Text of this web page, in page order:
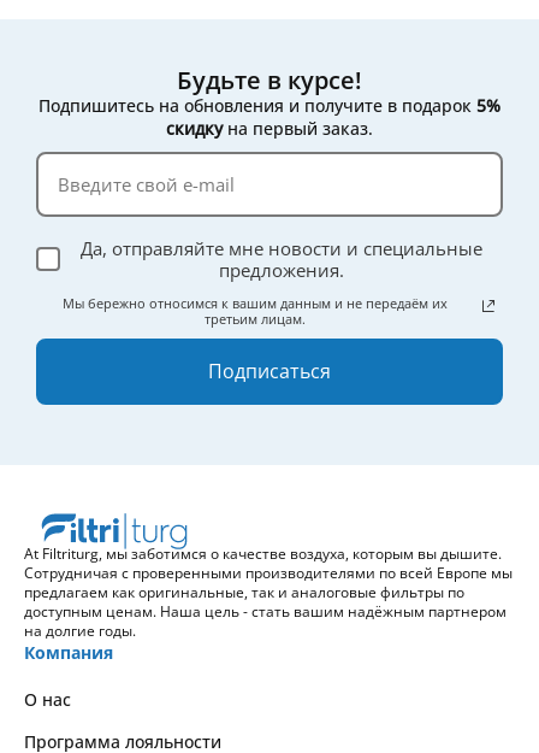
Будьте в курсе!
Подпишитесь на обновления и получите в подарок 5%
скидкуна первый заказ.
Да, отправляйте мне новости и специальные
предложения.
Мы бережно относимся к вашим данным и не передаём их
третьим лицам.
Подписаться
At Filtriturg, мы заботимся о качестве воздуха, которым вы дышите.
Сотрудничая с проверенными производителями по всей Европе мы
предлагаем как оригинальные, так и аналоговые фильтры по
доступным ценам. Наша цель - стать вашим надёжным партнером
на долгие годы.
Компания
О нас
Программа лояльности